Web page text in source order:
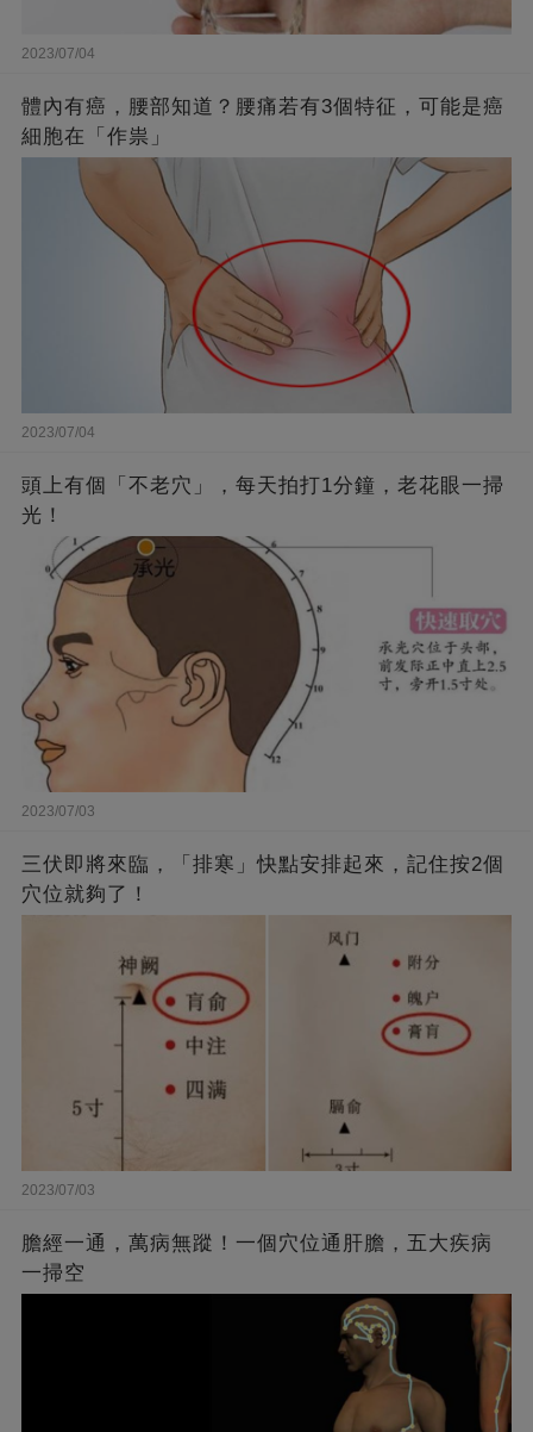
2023/07/04
體內有癌，腰部知道？腰痛若有3個特征，可能是癌
細胞在「作祟」
2023/07/04
頭上有個「不老穴」，每天拍打1分鐘，老花眼一掃
光！
2023/07/03
三伏即將來臨，「排寒」快點安排起來，記住按2個
穴位就夠了！
2023/07/03
膽經一通，萬病無蹤！一個穴位通肝膽，五大疾病
一掃空